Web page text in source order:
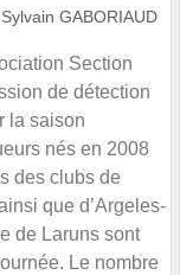
Sylvain GABORIAUD
Section
de détection
la saison
nés en 2008
des clubs de
que d’Argeles-
de Laruns sont
Le nombre